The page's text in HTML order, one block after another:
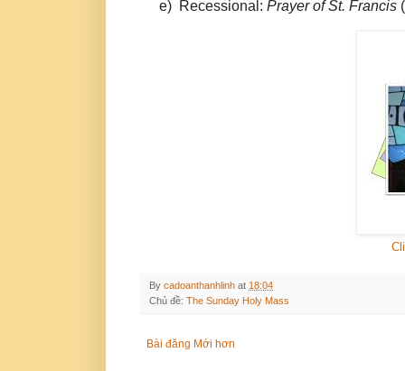
e) Recessional: Prayer of St. Francis
By cadoanthanhlinh at 18:04
Chủ đề: The Sunday Holy Mass
Bài đăng Mới hơn